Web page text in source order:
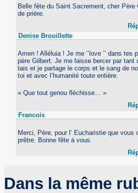
Belle fête du Saint Sacrement, cher Père
de prière.
Denise Brouillette
Amen ! Alléluia ! Je me ’’love ’’ dans tes
père Gilbert. Je me laisse bercer par tant
tais et je partage le corps et le sang de
toi et avec l’humanité toute entière.
« Que tout genou fléchisse… »
Francois
Merci, Père, pour l’ Eucharistie que vous
prêtre. Bonne fête à vous.
Dans la même